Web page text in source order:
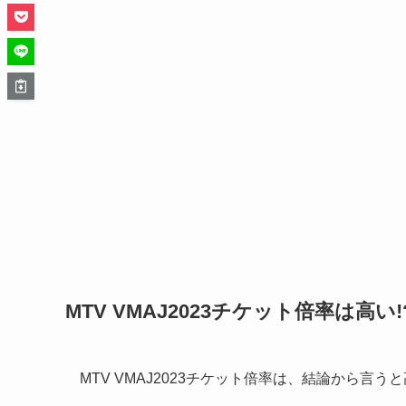
MTV VMAJ2023チケット倍率は高い
MTV VMAJ2023チケット倍率は、結論から言うと